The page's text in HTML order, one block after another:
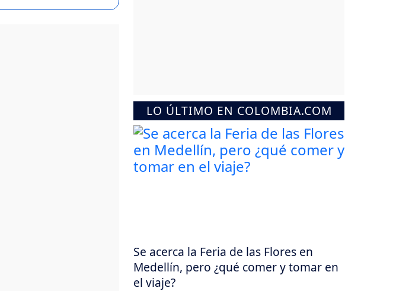
LO ÚLTIMO EN COLOMBIA.COM
Se acerca la Feria de las Flores en
Medellín, pero ¿qué comer y tomar en
el viaje?